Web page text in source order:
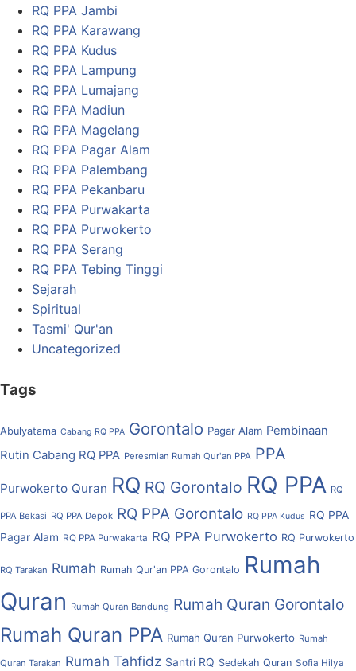
RQ PPA Jambi
RQ PPA Karawang
RQ PPA Kudus
RQ PPA Lampung
RQ PPA Lumajang
RQ PPA Madiun
RQ PPA Magelang
RQ PPA Pagar Alam
RQ PPA Palembang
RQ PPA Pekanbaru
RQ PPA Purwakarta
RQ PPA Purwokerto
RQ PPA Serang
RQ PPA Tebing Tinggi
Sejarah
Spiritual
Tasmi' Qur'an
Uncategorized
Tags
Abulyatama Cabang RQ PPA Gorontalo Pagar Alam Pembinaan
Rutin Cabang RQ PPA Peresmian Rumah Qur'an PPA PPA
Purwokerto Quran RQ RQ Gorontalo RQ PPA RQ
PPA Bekasi RQ PPA Depok RQ PPA Gorontalo RQ PPA Kudus RQ PPA
Pagar Alam RQ PPA Purwakarta RQ PPA Purwokerto RQ Purwokerto
RQ Tarakan Rumah Rumah Qur'an PPA Gorontalo Rumah
Quran Rumah Quran Bandung Rumah Quran Gorontalo
Rumah Quran PPA Rumah Quran Purwokerto Rumah
Quran Tarakan Rumah Tahfidz Santri RQ Sedekah Quran Sofia Hilya